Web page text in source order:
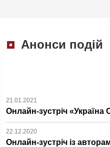
Анонси подій
21.01.2021
Онлайн-зустріч «Україна
22.12.2020
Онлайн-зустріч із